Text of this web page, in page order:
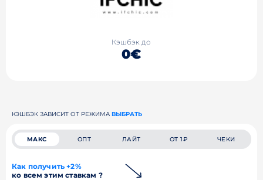
Кэшбэк до
0€
КЭШБЭК ЗАВИСИТ ОТ РЕЖИМА ВЫБРАТЬ
МАКС ОПТ ЛАЙТ ОТ 1₽ ЧЕКИ
Как получить +2%
ко всем этим ставкам ?